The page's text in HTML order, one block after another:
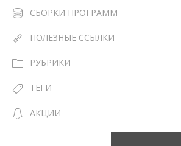
СБОРКИ ПРОГРАММ
ПОЛЕЗНЫЕ ССЫЛКИ
РУБРИКИ
ТЕГИ
АКЦИИ